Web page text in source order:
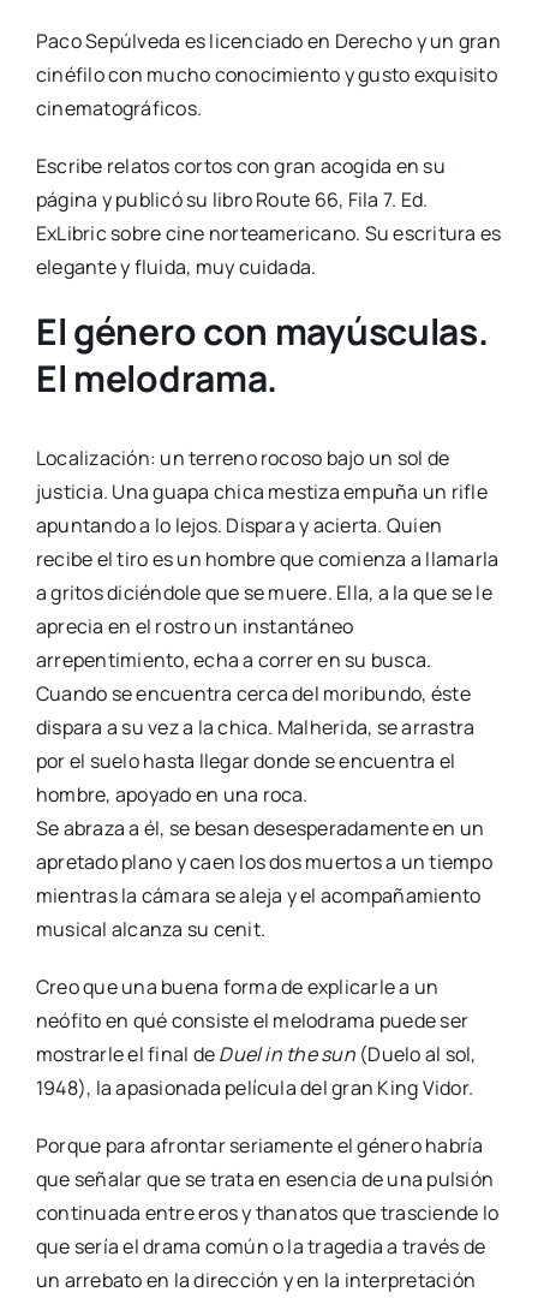
Paco Sepúlveda es licenciado en Derecho y un gran
cinéfilo con mucho conocimiento y gusto exquisito
cinematográficos.
Escribe relatos cortos con gran acogida en su
página y publicó su libro Route 66, Fila 7. Ed.
ExLibric sobre cine norteamericano. Su escritura es
elegante y fluida, muy cuidada.
El género con mayúsculas.
El melodrama.
Localización: un terreno rocoso bajo un sol de
justicia. Una guapa chica mestiza empuña un rifle
apuntando a lo lejos. Dispara y acierta. Quien
recibe el tiro es un hombre que comienza a llamarla
a gritos diciéndole que se muere. Ella, a la que se le
aprecia en el rostro un instantáneo
arrepentimiento, echa a correr en su busca.
Cuando se encuentra cerca del moribundo, éste
dispara a su vez a la chica. Malherida, se arrastra
por el suelo hasta llegar donde se encuentra el
hombre, apoyado en una roca.
Se abraza a él, se besan desesperadamente en un
apretado plano y caen los dos muertos a un tiempo
mientras la cámara se aleja y el acompañamiento
musical alcanza su cenit.
Creo que una buena forma de explicarle a un
neófito en qué consiste el melodrama puede ser
mostrarle el final deDuel in the sun(Duelo al sol,
1948), la apasionada película del gran King Vidor.
Porque para afrontar seriamente el género habría
que señalar que se trata en esencia de una pulsión
continuada entre eros y thanatos que trasciende lo
que sería el drama común o la tragedia a través de
un arrebato en la dirección y en la interpretación